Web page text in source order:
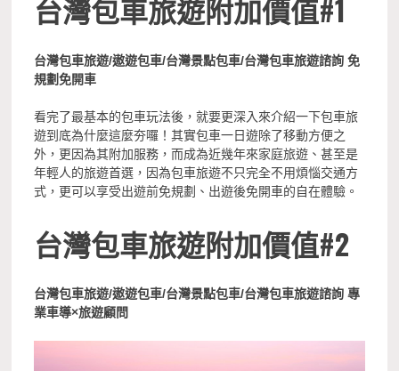
台灣包車旅遊附加價值#1
台灣包車旅遊/遨遊包車/台灣景點包車/台灣包車旅遊諮詢 免
規劃免開車
看完了最基本的包車玩法後，就要更深入來介紹一下包車旅
遊到底為什麼這麼夯囉！其實包車一日遊除了移動方便之
外，更因為其附加服務，而成為近幾年來家庭旅遊、甚至是
年輕人的旅遊首選，因為包車旅遊不只完全不用煩惱交通方
式，更可以享受出遊前免規劃、出遊後免開車的自在體驗。
台灣包車旅遊附加價值#2
台灣包車旅遊/遨遊包車/台灣景點包車/台灣包車旅遊諮詢 專
業車導×旅遊顧問